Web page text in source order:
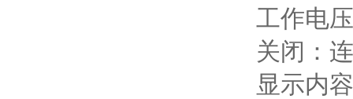
工作电
关闭：
显示内